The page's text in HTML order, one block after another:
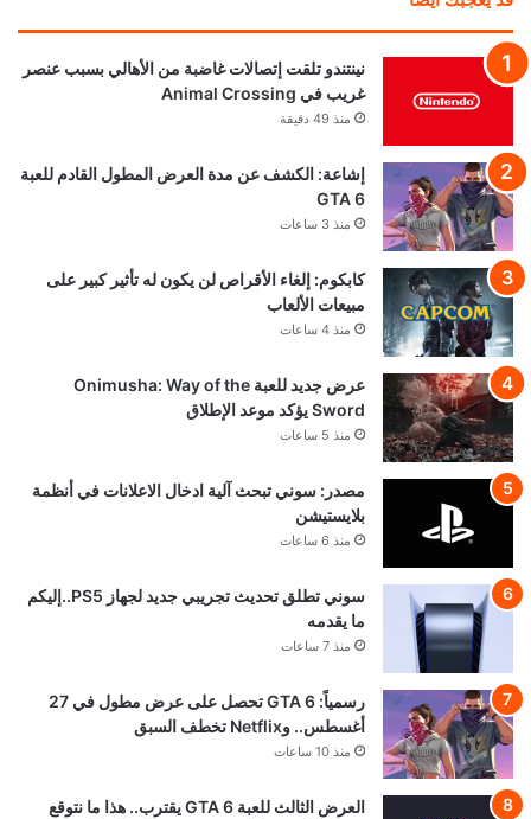
نينتندو تلقت إتصالات غاضبة من الأهالي بسبب عنصر
غريب في Animal Crossing
منذ 49 دقيقة
إشاعة: الكشف عن مدة العرض المطول القادم للعبة
GTA 6
منذ 3 ساعات
كابكوم: إلغاء الأقراص لن يكون له تأثير كبير على
مبيعات الألعاب
منذ 4 ساعات
عرض جديد للعبة Onimusha: Way of the
Sword يؤكد موعد الإطلاق
منذ 5 ساعات
مصدر: سوني تبحث آلية ادخال الاعلانات في أنظمة
بلايستيشن
منذ 6 ساعات
سوني تطلق تحديث تجريبي جديد لجهاز PS5..إليكم
ما يقدمه
منذ 7 ساعات
رسمياً: GTA 6 تحصل على عرض مطول في 27
أغسطس.. وNetflix تخطف السبق
منذ 10 ساعات
العرض الثالث للعبة GTA 6 يقترب.. هذا ما نتوقع